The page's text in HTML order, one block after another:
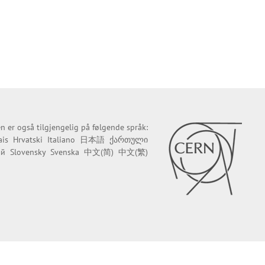
er også tilgjengelig på følgende språk:
Hrvatski Italiano 日本語 ქართული
Slovensky Svenska 中文(简) 中文(繁)